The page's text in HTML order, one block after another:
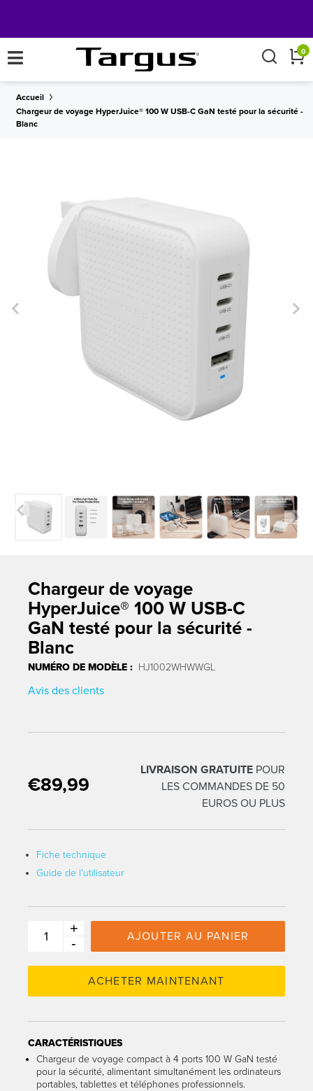
sur toutes les commandes de plus de 50
× 0
Accueil
Chargeur de voyage HyperJuice® 100 W USB-C GaN testé pour la sécurité -
Blanc
Previous Next
Chargeur de voyage
HyperJuice® 100 W USB-C
GaN testé pour la sécurité -
Blanc
NUMÉRO DE MODÈLE : HJ1002WHWWGL
Avis des clients
Traduction manquante : fr.products.product.regular_price
€89,99
LIVRAISON GRATUITE POUR
LES COMMANDES DE 50
EUROS OU PLUS
Fiche technique
Guide de l'utilisateur
+
-
AJOUTER AU PANIER
CARACTÉRISTIQUES
Chargeur de voyage compact à 4 ports 100 W GaN testé
pour la sécurité, alimentant simultanément les ordinateurs
portables, tablettes et téléphones professionnels.